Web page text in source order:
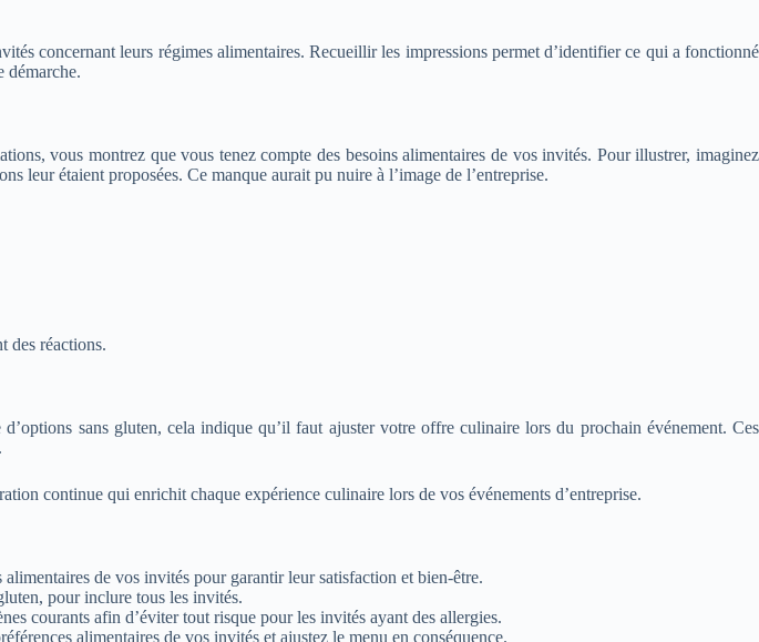
concernant leurs régimes alimentaires. Recueillir les impressions permet d’identifier ce qui a fonctionné
démarche.
vous montrez que vous tenez compte des besoins alimentaires de vos invités. Pour illustrer, imaginez
leur étaient proposées. Ce manque aurait pu nuire à l’image de l’entreprise.
des réactions.
sans gluten, cela indique qu’il faut ajuster votre offre culinaire lors du prochain événement. Ces
continue qui enrichit chaque expérience culinaire lors de vos événements d’entreprise.
de vos invités pour garantir leur satisfaction et bien-être.
pour inclure tous les invités.
courants afin d’éviter tout risque pour les invités ayant des allergies.
alimentaires de vos invités et ajustez le menu en conséquence.